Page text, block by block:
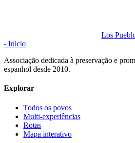
Los
- Inicio
Associação dedicada à preservação e
espanhol desde 2010.
Explorar
Todos os povos
Multi-experiências
Rotas
Mapa interativo